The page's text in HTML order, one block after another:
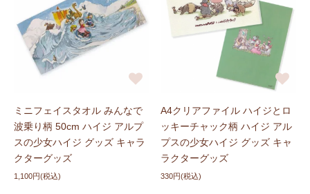
ミニフェイスタオル みんなで
波乗り柄 50cm ハイジ アルプ
スの少女ハイジ グッズ キャラ
クターグッズ
1,100円(税込)
A4クリアファイル ハイジとロ
ッキーチャック柄 ハイジ アル
プスの少女ハイジ グッズ キャ
ラクターグッズ
330円(税込)